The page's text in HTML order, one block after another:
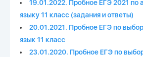
19.01.2022. Пробное ЕГЭ 2021 по
языку 11 класс (задания и ответы)
20.01.2021. Пробное ЕГЭ по
язык 11 класс
23.01.2020. Пробное ЕГЭ по